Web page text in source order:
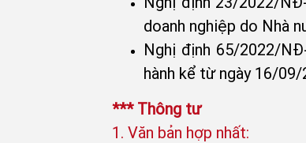
doanh nghiệp do Nhà
Nghị định 65/2022/
hành kể từ ngày 16/09/
*** Thông tư
1. Văn bản hợp nhất: